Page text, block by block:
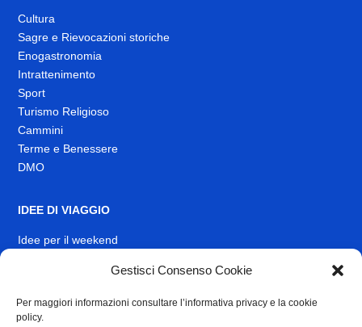
Gestisci Consenso Cookie
Per maggiori informazioni consultare l’informativa privacy e la cookie
policy.
Cultura
Sagre e Rievocazioni storiche
Enogastronomia
Intrattenimento
Sport
Turismo Religioso
Cammini
Terme e Benessere
DMO
IDEE DI VIAGGIO
Idee per il weekend
INFO